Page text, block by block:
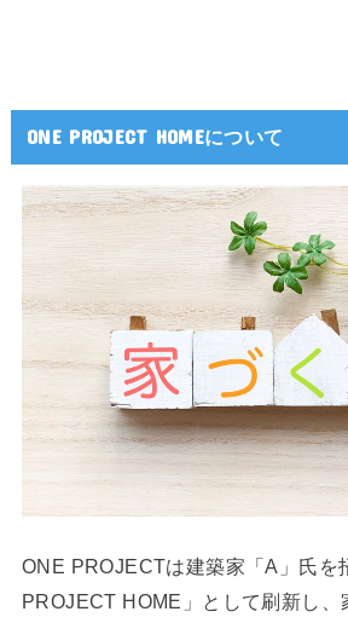
ONE PROJECT HOMEについて
ONE PROJECTは建築家「A」氏を
PROJECT HOME」として刷新し、